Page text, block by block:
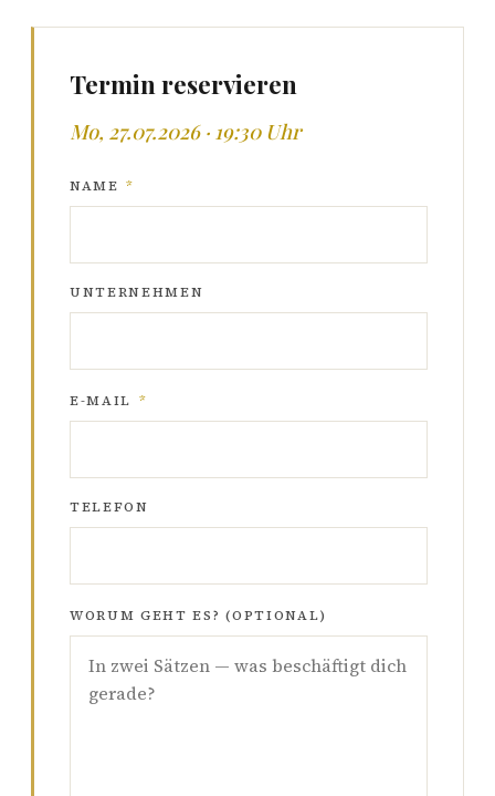
Termin reservieren
Mo, 27.07.2026 · 19:30 Uhr
NAME *
UNTERNEHMEN
E-MAIL *
TELEFON
WORUM GEHT ES? (OPTIONAL)